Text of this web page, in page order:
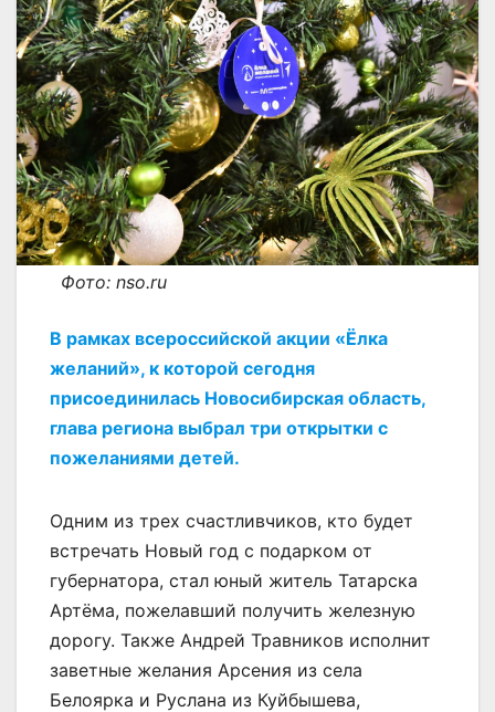
Фото: nso.ru
В рамках всероссийской акции «Ёлка
желаний», к которой сегодня
присоединилась Новосибирская область,
глава региона выбрал три открытки с
пожеланиями детей.
Одним из трех счастливчиков, кто будет
встречать Новый год с подарком от
губернатора, стал юный житель Татарска
Артёма, пожелавший получить железную
дорогу. Также Андрей Травников исполнит
заветные желания Арсения из села
Белоярка и Руслана из Куйбышева,